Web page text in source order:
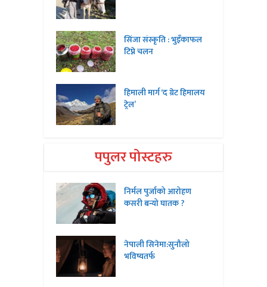
सिंजा संस्कृति : भुइँकाफल
टिप्ने चलन
हिमाली मार्ग ‘द ग्रेट हिमालय
ट्रेल’
पपुलर पोस्टहरु
निर्मल पुर्जाको आरोहण
कसरी बन्यो घातक ?
नेपाली सिनेमा:सुनौलो
भविष्यतर्फ